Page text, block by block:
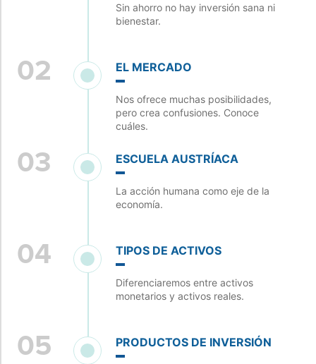
Sin ahorro no hay inversión sana ni
bienestar.
02 EL MERCADO
Nos ofrece muchas posibilidades,
pero crea confusiones. Conoce
cuáles.
03 ESCUELA AUSTRÍACA
La acción humana como eje de la
economía.
04 TIPOS DE ACTIVOS
Diferenciaremos entre activos
monetarios y activos reales.
05 PRODUCTOS DE INVERSIÓN